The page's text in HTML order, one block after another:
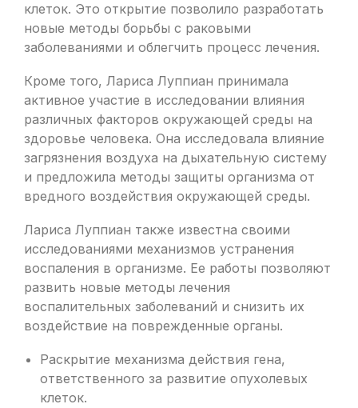
клеток. Это открытие позволило разработать
новые методы борьбы с раковыми
заболеваниями и облегчить процесс лечения.
Кроме того, Лариса Луппиан принимала
активное участие в исследовании влияния
различных факторов окружающей среды на
здоровье человека. Она исследовала влияние
загрязнения воздуха на дыхательную систему
и предложила методы защиты организма от
вредного воздействия окружающей среды.
Лариса Луппиан также известна своими
исследованиями механизмов устранения
воспаления в организме. Ее работы позволяют
развить новые методы лечения
воспалительных заболеваний и снизить их
воздействие на поврежденные органы.
Раскрытие механизма действия гена,
ответственного за развитие опухолевых
клеток.